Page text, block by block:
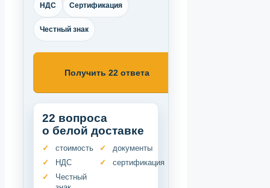
НДС Сертификация
Честный знак
Получить 22 ответа
22 вопроса
о белой доставке
стоимость
документы
НДС
сертификация
Честный